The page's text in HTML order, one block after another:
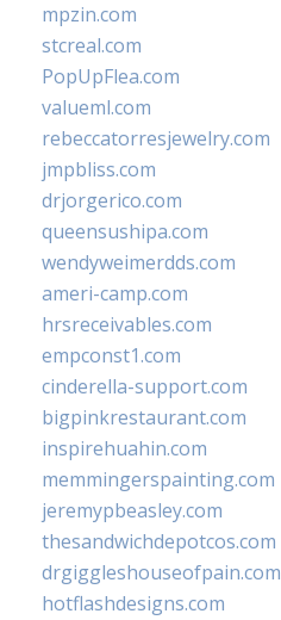
mpzin.com
stcreal.com
PopUpFlea.com
valueml.com
rebeccatorresjewelry.com
jmpbliss.com
drjorgerico.com
queensushipa.com
wendyweimerdds.com
ameri-camp.com
hrsreceivables.com
empconst1.com
cinderella-support.com
bigpinkrestaurant.com
inspirehuahin.com
memmingerspainting.com
jeremypbeasley.com
thesandwichdepotcos.com
drgiggleshouseofpain.com
hotflashdesigns.com